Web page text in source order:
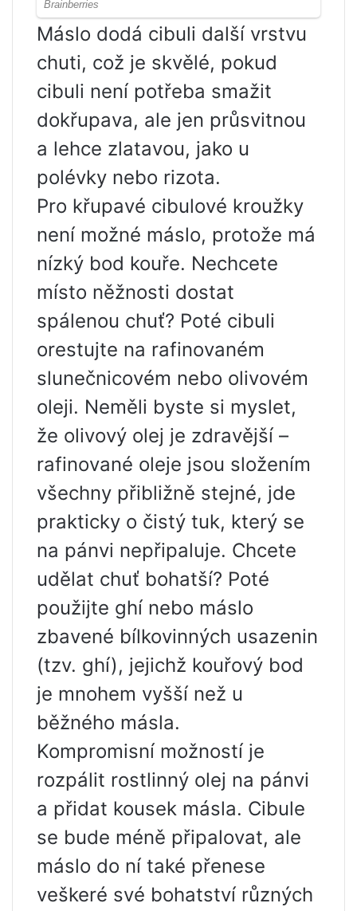
Máslo dodá cibuli další vrstvu
chuti, což je skvělé, pokud
cibuli není potřeba smažit
dokřupava, ale jen průsvitnou
a lehce zlatavou, jako u
polévky nebo rizota.
Pro křupavé cibulové kroužky
není možné máslo, protože má
nízký bod kouře. Nechcete
místo něžnosti dostat
spálenou chuť? Poté cibuli
orestujte na rafinovaném
slunečnicovém nebo olivovém
oleji. Neměli byste si myslet,
že olivový olej je zdravější –
rafinované oleje jsou složením
všechny přibližně stejné, jde
prakticky o čistý tuk, který se
na pánvi nepřipaluje. Chcete
udělat chuť bohatší? Poté
použijte ghí nebo máslo
zbavené bílkovinných usazenin
(tzv. ghí), jejichž kouřový bod
je mnohem vyšší než u
běžného másla.
Kompromisní možností je
rozpálit rostlinný olej na pánvi
a přidat kousek másla. Cibule
se bude méně připalovat, ale
máslo do ní také přenese
veškeré své bohatství různých